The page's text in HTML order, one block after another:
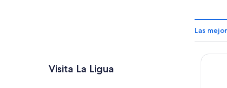
Visita La Ligua
Las
Hotel